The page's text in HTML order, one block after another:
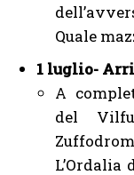
Quale
1 luglio-
A
del
L’Ordalia